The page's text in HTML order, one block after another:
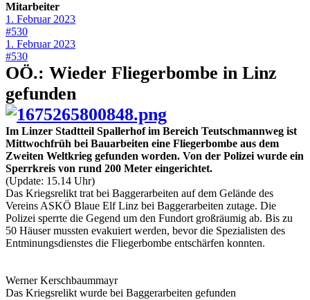
Mitarbeiter
1. Februar 2023
#530
1. Februar 2023
#530
OÖ.: Wieder Fliegerbombe in Linz
gefunden
Im Linzer Stadtteil Spallerhof im Bereich Teutschmannweg ist
Mittwochfrüh bei Bauarbeiten eine Fliegerbombe aus dem
Zweiten Weltkrieg gefunden worden. Von der Polizei wurde ein
Sperrkreis von rund 200 Meter eingerichtet.
(Update: 15.14 Uhr)
Das Kriegsrelikt trat bei Baggerarbeiten auf dem Gelände des
Vereins ASKÖ Blaue Elf Linz bei Baggerarbeiten zutage. Die
Polizei sperrte die Gegend um den Fundort großräumig ab. Bis zu
50 Häuser mussten evakuiert werden, bevor die Spezialisten des
Entminungsdienstes die Fliegerbombe entschärfen konnten.
Werner Kerschbaummayr
Das Kriegsrelikt wurde bei Baggerarbeiten gefunden